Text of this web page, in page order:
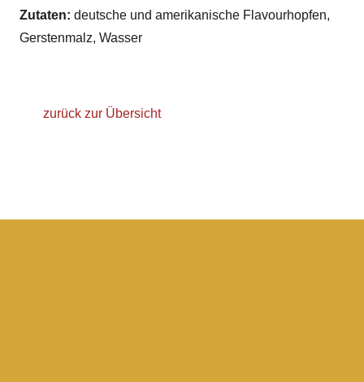
Zutaten: deutsche und amerikanische Flavourhopfen,
Gerstenmalz, Wasser
zurück zur Übersicht